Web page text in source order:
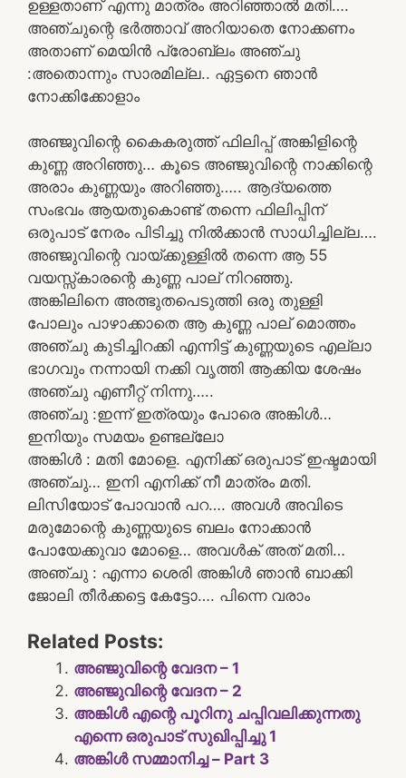
ഉള്ളതാണ് എന്നു മാത്രം അറിഞ്ഞാൽ മതി….
അഞ്ചുന്റെ ഭർത്താവ് അറിയാതെ നോക്കണം
അതാണ് മെയിൻ പ്രോബ്ലം അഞ്ചു
:അതൊന്നും സാരമില്ല.. ഏട്ടനെ ഞാൻ
നോക്കിക്കോളാം
അഞ്ജുവിന്റെ കൈകരുത്ത് ഫിലിപ്പ് അങ്കിളിന്റെ
കുണ്ണ അറിഞ്ഞു… കൂടെ അഞ്ജുവിന്റെ നാക്കിന്റെ
അരാം കുണ്ണയും അറിഞ്ഞു….. ആദ്യത്തെ
സംഭവം ആയതുകൊണ്ട് തന്നെ ഫിലിപ്പിന്
ഒരുപാട് നേരം പിടിച്ചു നിൽക്കാൻ സാധിച്ചില്ല….
അഞ്ജുവിന്റെ വായ്ക്കുള്ളിൽ തന്നെ ആ 55
വയസ്സ്കാരന്റെ കുണ്ണ പാല് നിറഞ്ഞു.
അങ്കിലിനെ അത്ഭുതപെടുത്തി ഒരു തുള്ളി
പോലും പാഴാക്കാതെ ആ കുണ്ണ പാല് മൊത്തം
അഞ്ചു കുടിച്ചിറക്കി എന്നിട്ട് കുണ്ണയുടെ എല്ലാ
ഭാഗവും നന്നായി നക്കി വൃത്തി ആക്കിയ ശേഷം
അഞ്ചു എണീറ്റ് നിന്നു…..
അഞ്ചു :ഇന്ന് ഇത്രയും പോരെ അങ്കിൾ…
ഇനിയും സമയം ഉണ്ടല്ലോ
അങ്കിൾ : മതി മോളെ. എനിക്ക് ഒരുപാട് ഇഷ്ടമായി
അഞ്ചു… ഇനി എനിക്ക് നീ മാത്രം മതി.
ലിസിയോട് പോവാൻ പറ…. അവൾ അവിടെ
മരുമോന്റെ കുണ്ണയുടെ ബലം നോക്കാൻ
പോയേക്കുവാ മോളെ… അവൾക് അത് മതി…
അഞ്ചു : എന്നാ ശെരി അങ്കിൾ ഞാൻ ബാക്കി
ജോലി തീർക്കട്ടെ കേട്ടോ…. പിന്നെ വരാം
Related Posts:
അഞ്ജുവിന്റെ വേദന – 1
അഞ്ജുവിന്റെ വേദന – 2
അങ്കിൾ എന്റെ പൂറിനു ചപ്പിവലിക്കുന്നതു
എന്നെ ഒരുപാട് സുഖിപ്പിച്ചു 1
അങ്കിൾ സമ്മാനിച്ച – Part 3